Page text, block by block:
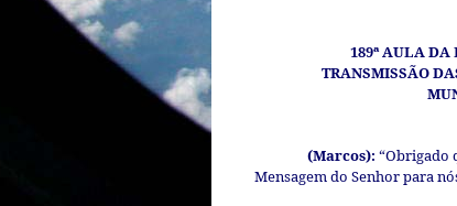
189ª AULA DA
TRANSMISSÃO
(Marcos): “Obrigado
Mensagem do Senhor para